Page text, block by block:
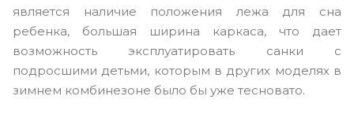
является наличие положения лежа для сна
ребенка, большая ширина каркаса, что дает
возможность эксплуатировать санки с
подросшими детьми, которым в других моделях в
зимнем комбинезоне было бы уже тесновато.